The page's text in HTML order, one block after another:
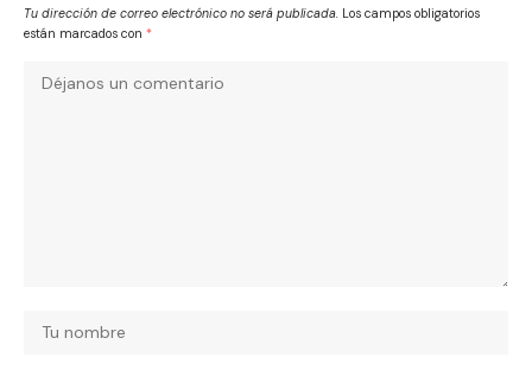
Tu dirección de correo electrónico no será publicada. Los campos obligatorios
están marcados con *